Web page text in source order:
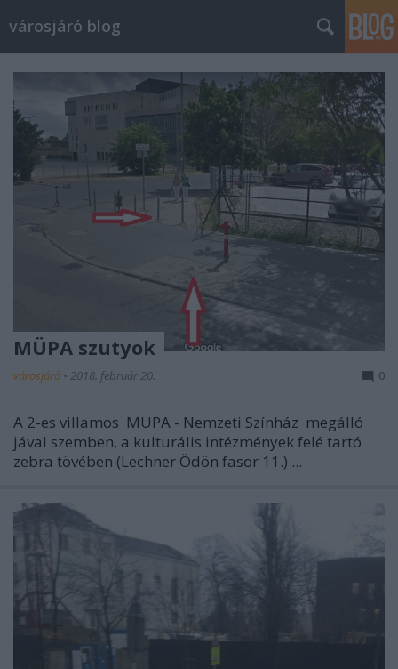
városjáró blog
MÜPA szutyok
városjáró • 2018. február 20. 0
A 2-es villamos MÜPA - Nemzeti Színház megálló
jával szemben, a kulturális intézmények felé tartó
zebra tövében (Lechner Ödön fasor 11.) ...